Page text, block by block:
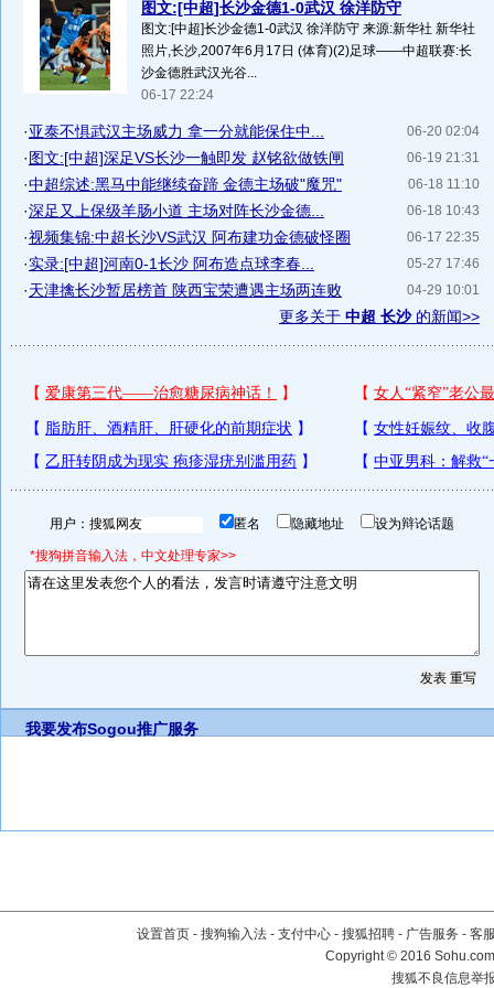
图文:[中超]长沙金德1-0武汉 徐洋防守
图文:[中超]长沙金德1-0武汉 徐洋防守 来源:新华社 新华社
照片,长沙,2007年6月17日 (体育)(2)足球――中超联赛:长
沙金德胜武汉光谷...
06-17 22:24
06-20 02:04
·亚泰不惧武汉主场威力 拿一分就能保住中...
06-19 21:31
·图文:[中超]深足VS长沙一触即发 赵铭欲做铁闸
06-18 11:10
·中超综述:黑马中能继续奋蹄 金德主场破"魔咒"
06-18 10:43
·深足又上保级羊肠小道 主场对阵长沙金德...
06-17 22:35
·视频集锦:中超长沙VS武汉 阿布建功金德破怪圈
05-27 17:46
·实录:[中超]河南0-1长沙 阿布造点球李春...
04-29 10:01
·天津擒长沙暂居榜首 陕西宝荣遭遇主场两连败
更多关于 中超 长沙的新闻>>
用户： 匿名 隐藏地址 设为辩论话题
*搜狗拼音输入法，中文处理专家>>
我要发布Sogou推广服务
设置首页 - 搜狗输入法 - 支付中心 - 搜狐招聘 - 广告服务 - 客
Copyright©2016
搜狐不良信息举